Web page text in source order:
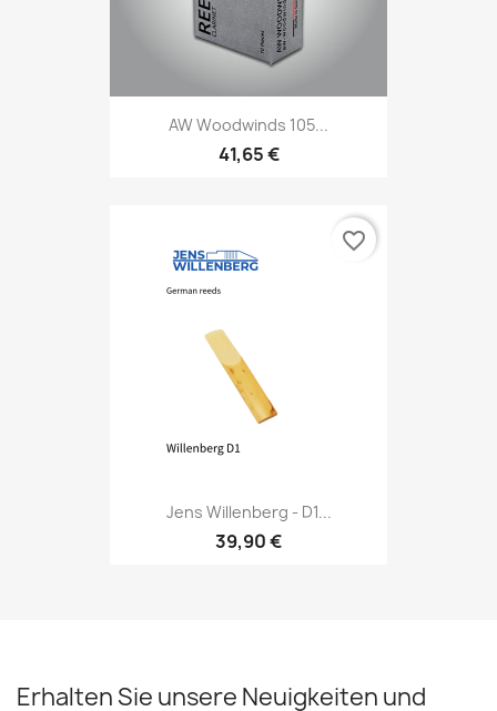
AW Woodwinds 105...
41,65 €
Jens Willenberg - D1...
39,90 €
favorite_border
Erhalten Sie unsere Neuigkeiten und